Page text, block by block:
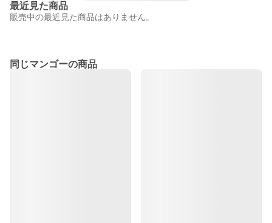
最近見た商品
販売中の最近見た商品はありません。
同じマンゴーの商品